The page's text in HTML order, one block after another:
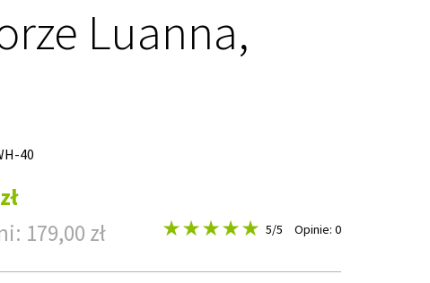
Luanna,
40
179,00 zł
5/5 Opinie: 0